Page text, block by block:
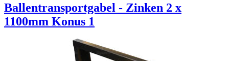
Ballentransportgabel - Zinken 2 x
1100mm Konus 1